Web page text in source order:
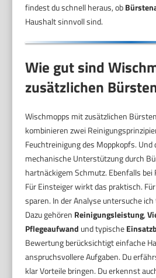
findest du schnell heraus, ob
Haushalt sinnvoll sind.
Wie gut sind
zusätzlichen
Wischmopps mit zusätzlichen
kombinieren zwei
Feuchtreinigung des Moppkopfs. Und
mechanische Unterstützung durch
hartnäckigem Schmutz. Ebenfalls bei
Für Einsteiger wirkt das praktisch.
sparen. In der Analyse untersuche
Dazu gehören Reinigungsleistung,
Pflegeaufwand und typische
Bewertung berücksichtigt einfache
anspruchsvollere Aufgaben. Du
klar Vorteile bringen. Du erkennst